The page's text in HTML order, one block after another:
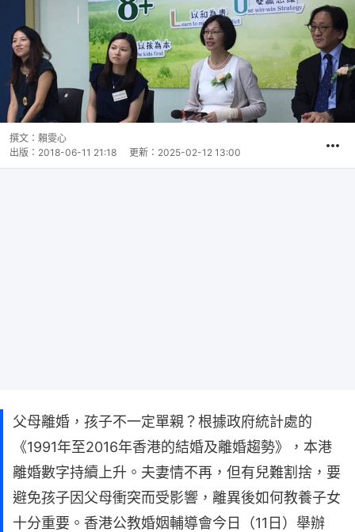
撰文： 賴雯心
出版： 2018-06-11 21:18 更新： 2025-02-12 13:00
父母離婚，孩子不一定單親？根據政府統計處的
《1991年至2016年香港的結婚及離婚趨勢》，本港
離婚數字持續上升。夫妻情不再，但有兒難割捨，要
避免孩子因父母衝突而受影響，離異後如何教養子女
十分重要。香港公教婚姻輔導會今日（11日）舉辦